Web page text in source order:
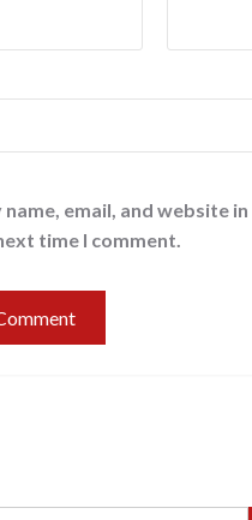
name, email, and website
time I comment.